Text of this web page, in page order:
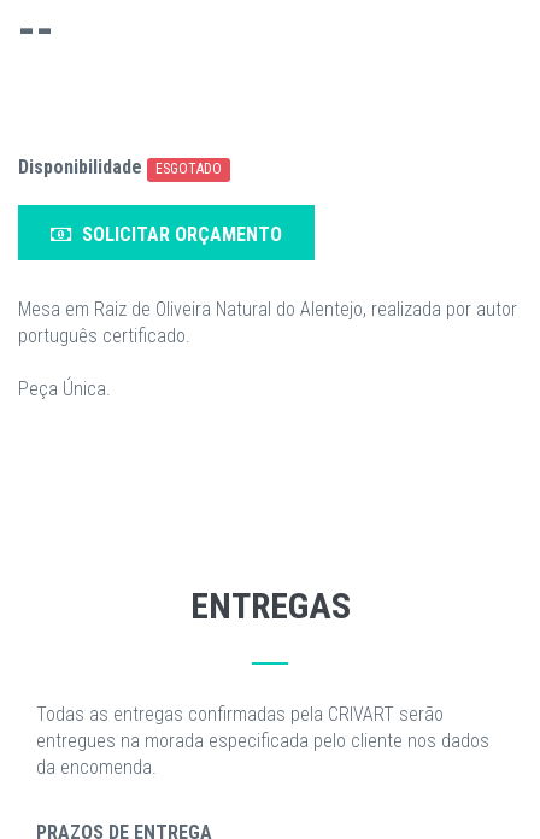
--
Disponibilidade ESGOTADO
SOLICITAR ORÇAMENTO
Mesa em Raiz de Oliveira Natural do Alentejo, realizada por autor
português certificado.
Peça Única.
ENTREGAS
Todas as entregas confirmadas pela CRIVART serão
entregues na morada especificada pelo cliente nos dados
da encomenda.
PRAZOS DE ENTREGA